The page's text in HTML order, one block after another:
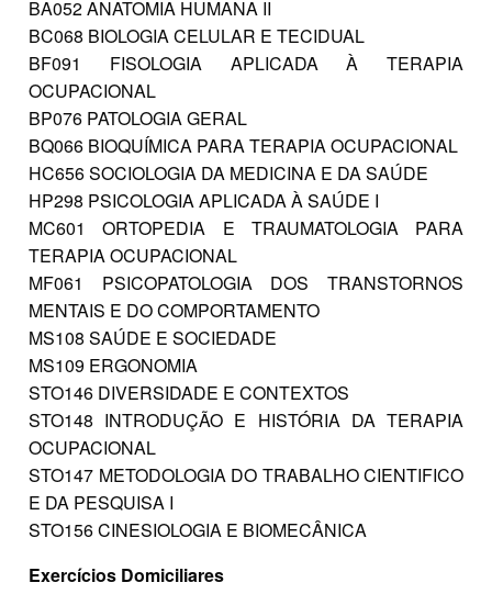
BA052 ANATOMIA HUMANA II
BC068 BIOLOGIA CELULAR E TECIDUAL
BF091 FISOLOGIA APLICADA À TERAPIA
OCUPACIONAL
BP076 PATOLOGIA GERAL
BQ066 BIOQUÍMICA PARA TERAPIA OCUPACIONAL
HC656 SOCIOLOGIA DA MEDICINA E DA SAÚDE
HP298 PSICOLOGIA APLICADA À SAÚDE I
MC601 ORTOPEDIA E TRAUMATOLOGIA PARA
TERAPIA OCUPACIONAL
MF061 PSICOPATOLOGIA DOS TRANSTORNOS
MENTAIS E DO COMPORTAMENTO
MS108 SAÚDE E SOCIEDADE
MS109 ERGONOMIA
STO146 DIVERSIDADE E CONTEXTOS
STO148 INTRODUÇÃO E HISTÓRIA DA TERAPIA
OCUPACIONAL
STO147 METODOLOGIA DO TRABALHO CIENTIFICO
E DA PESQUISA I
STO156 CINESIOLOGIA E BIOMECÂNICA
Exercícios Domiciliares